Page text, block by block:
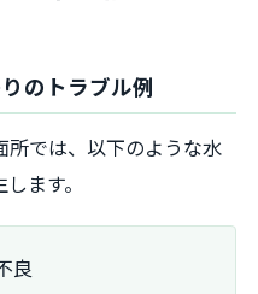
のトラブル例
では、以下のような水
ます。
良